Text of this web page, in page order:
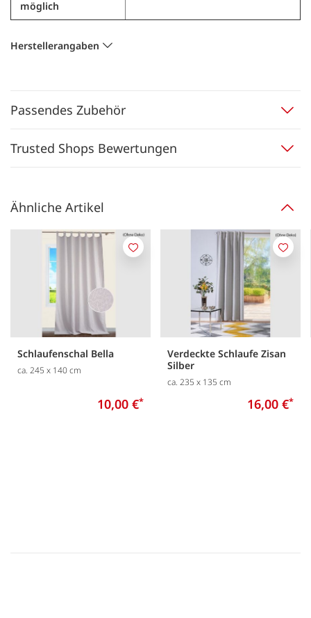
möglich
Herstellerangaben
Passendes Zubehör
Trusted Shops Bewertungen
Ähnliche Artikel
Schlaufenschal Bella
ca. 245 x 140 cm
10,00 €*
Merken
Verdeckte Schlaufe Zisan
Silber
ca. 235 x 135 cm
16,00 €*